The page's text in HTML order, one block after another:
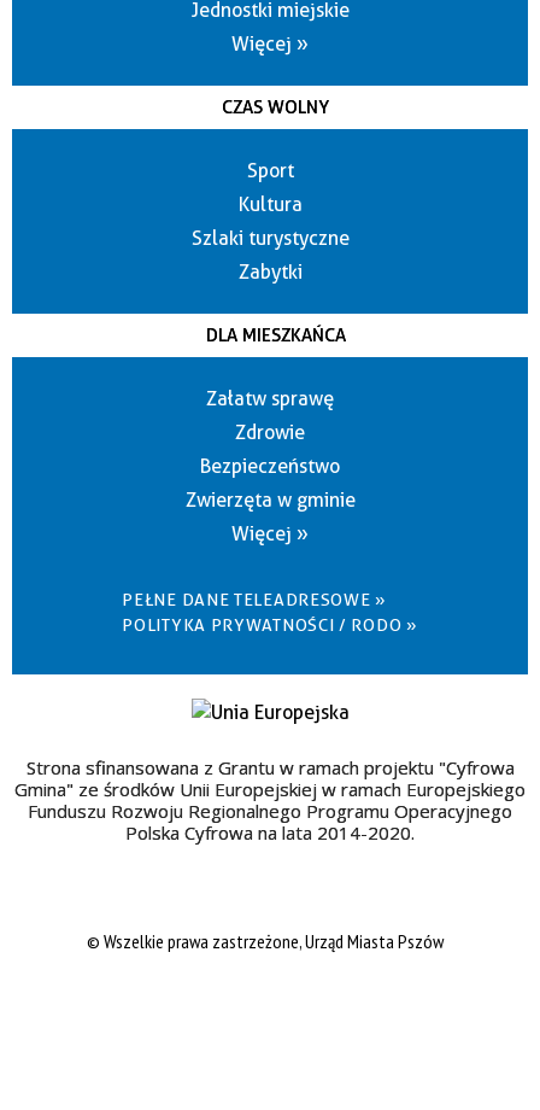
Jednostki miejskie
Więcej »
CZAS WOLNY
Sport
Kultura
Szlaki turystyczne
Zabytki
DLA MIESZKAŃCA
Załatw sprawę
Zdrowie
Bezpieczeństwo
Zwierzęta w gminie
Więcej »
PEŁNE DANE TELEADRESOWE »
POLITYKA PRYWATNOŚCI / RODO »
Strona sfinansowana z Grantu w ramach projektu "Cyfrowa
Gmina" ze środków Unii Europejskiej w ramach Europejskiego
Funduszu Rozwoju Regionalnego Programu Operacyjnego
Polska Cyfrowa na lata 2014-2020.
© Wszelkie prawa zastrzeżone, Urząd Miasta Pszów